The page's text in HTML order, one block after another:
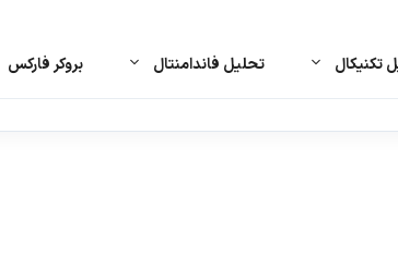
تکنیکال تحلیل فاندامنتال بروکر فارکس